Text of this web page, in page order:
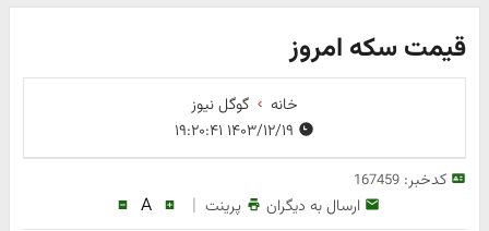
قیمت سکه امروز
خانه
گوگل نیوز
کدخبر:167459
ارسال به دیگران پرینت |
A